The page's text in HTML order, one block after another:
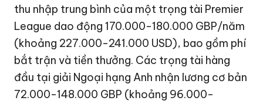
thu nhập trung bình của một trọng tài Premier
League dao động 170.000-180.000 GBP/năm
(khoảng 227.000-241.000 USD), bao gồm phí
bắt trận và tiền thưởng. Các trọng tài hàng
đầu tại giải Ngoại hạng Anh nhận lương cơ bản
72.000-148.000 GBP (khoảng 96.000-